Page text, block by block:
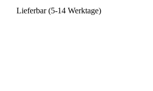
Lieferbar (5-14 Werktage)